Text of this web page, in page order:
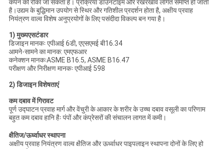
कंपन को रोका जा सकता है। प्रक्रिया डाउनटाइम और रखरखाव लागत समाप्त हो जाती
है।उद्यम के बुद्धिमान उपयोग से स्थिर और गतिशील प्रदर्शन होता है, अक्षीय प्रवाह
नियंत्रण वाल्व विशेष अनुप्रयोगों के लिए पसंदीदा विकल्प बन गया है।
1) मुख्यएसटंडार
डिजाइन मानकः एपीआई 6डी, एएसएमई बी16.34
आमने-सामने का मानक: एमएफआर
कनेक्शन मानकःASME B16.5, ASME B16.47
परीक्षण और निरीक्षण मानकः एपीआई 598
2) डिजाइन विशेषताएं
कम दबाव में गिरावट
पूर्ण उद्घाटन प्रवाह मार्ग और वेंचुरी के आकार के शरीर के उच्च दबाव वसूली का परिणाम
बहुत कम दबाव हानि हैः पंपों और कंप्रेसरों की संचालन लागत में कमी।
क्षैतिज/ऊर्ध्वाधर स्थापना
अक्षीय प्रवाह नियंत्रण वाल्व क्षैतिज और ऊर्ध्वाधर पाइपलाइन स्थापना दोनों के लिए हो